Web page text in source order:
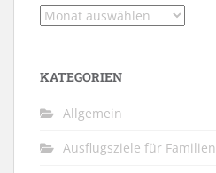
Archiv
KATEGORIEN
Allgemein
Ausflugsziele für Familien